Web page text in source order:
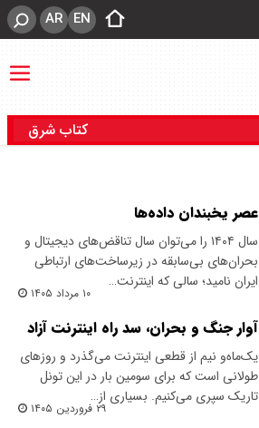
EN
AR
کتاب شرق
عصر یخبندان داده‌ها
سال ۱۴۰۴ را می‌توان سال تناقض‌های دیجیتال و
بحران‌های بی‌سابقه در زیرساخت‌های ارتباطی
ایران نامید؛ سالی که اینترنت…
۱۰ مرداد ۱۴۰۵
آوار جنگ و بحران، سد راه اینترنت آزاد
یک‌ماه‌و نیم از قطعی اینترنت می‌گذرد و روزهای
طولانی است که برای سومین ‌بار در این تونل
تاریک سپری می‌کنیم. بسیاری از…
۲۹ فروردین ۱۴۰۵